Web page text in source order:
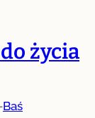
życia
Baś